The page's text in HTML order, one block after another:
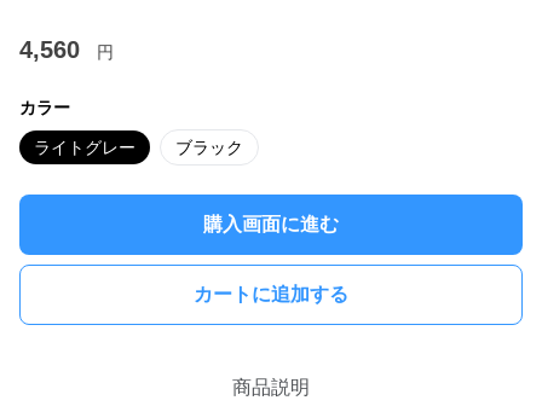
4,560 円
カラー
ライトグレー ブラック
購入画面に進む
カートに追加する
商品説明